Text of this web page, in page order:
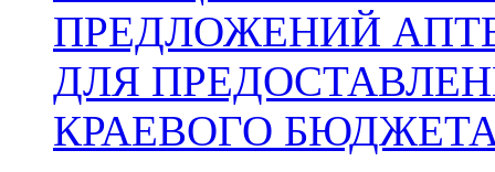
ПРЕДЛОЖЕНИЙ
ДЛЯ
КРАЕВОГО БЮДЖЕТА